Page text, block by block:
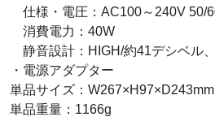
仕様・電圧：AC100～240V 50/
消費電力：40W
静音設計：HIGH/約41デシベル
・電源アダプター
単品サイズ：W267×H97×D243mm
単品重量：1166g